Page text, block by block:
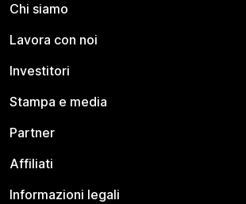
Chi siamo
Lavora con noi
Investitori
Stampa e media
Partner
Affiliati
Informazioni legali